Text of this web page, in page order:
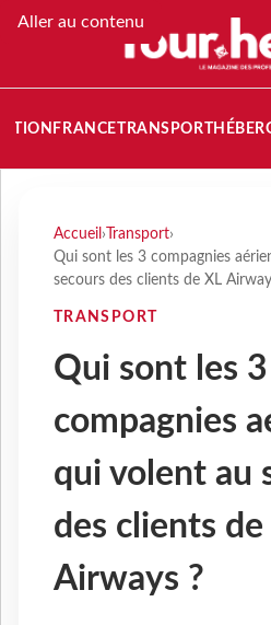
Aller au contenu
FRANCETRANSPORT
Accueil › Transport›
Qui sont les 3 compagnies
secours des clients de XL
TRANSPORT
Qui sont les 3
compagnies
qui volent au
des clients de
Airways ?